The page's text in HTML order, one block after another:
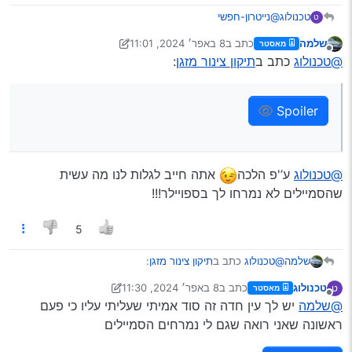
ט טכנולוג@נייטרון-חפשי
@נייטרון-חפשי כתב ב תיקון צינור מזגן:
אחי ניסה את זה בתור הימור שמצדיק את החצי שעה/שעה
Spoiler
Spoiler
מנותק
שלמה מאסטר כתב ב8 באפר׳ 2024, 11:01
נערך לאחרונה על ידי שלמה4 באוג׳ 2024, 11:02
@טכנולוג כתב בתיקון צינור מזגן:
Spoiler
@טכנולוג ע’'פ הלכה
אתה חייב לגלות לנו מה עשית
שהסמיילים לא נמרחו לך בספויילר!!!
5
שלמה@טכנולוג כתב בתיקון צינור מזגן:
Spoiler
ט
מנותק
טכנולוג מאסטר כתב ב8 באפר׳ 2024, 11:30
נערך לאחרונה על ידי טכנולוג 4 באוג׳ 2024, 11:32
@שלמה יש לך עין חדה זה סוד אמיתי שעליתי עליו כי פעם
ראשונה שאני רואה שגם לי נמרחים הסמיילים